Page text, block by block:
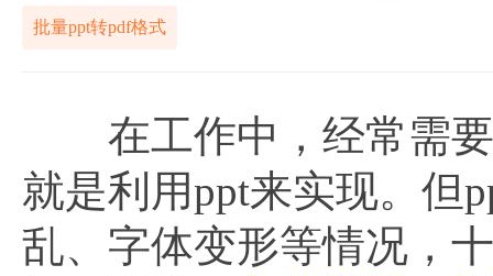
批量ppt转pdf格式
在工作中，经常需要
就是利用ppt来实现。但
乱、字体变形等情况，